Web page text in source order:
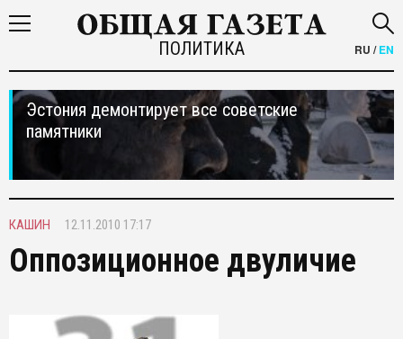
ПОЛИТИКА RU /EN
Эстония демонтирует все советские
памятники
КАШИН 12.11.2010 17:17
Оппозиционное двуличие